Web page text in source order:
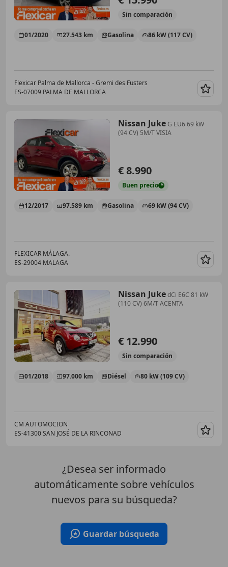
Sin comparación
01/2020 27.543 km Gasolina 86 kW (117 CV)
Flexicar Palma de Mallorca - Gremi des Fusters
ES-07009 PALMA DE MALLORCA
Nissan JukeG EU6 69 kW
(94 CV) 5M/T VISIA
€ 8.990
Buen precio
12/2017 97.589 km Gasolina 69 kW (94 CV)
FLEXICAR MÁLAGA.
ES-29004 MALAGA
Nissan JukedCi E6C 81 kW
(110 CV) 6M/T ACENTA
€ 12.990
Sin comparación
01/2018 97.000 km Diésel 80 kW (109 CV)
CM AUTOMOCION
ES-41300 SAN JOSÉ DE LA RINCONAD
¿Desea ser informado
automáticamente sobre vehículos
nuevos para su búsqueda?
Guardar búsqueda